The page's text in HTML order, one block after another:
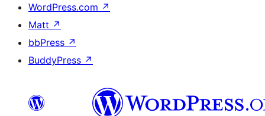
WordPress.com ↗
Matt ↗
bbPress ↗
BuddyPress ↗